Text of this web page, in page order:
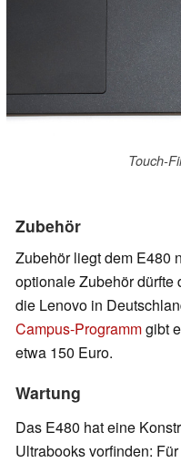
Touch-
Zubehör
Zubehör liegt dem E480
optionale Zubehör dürfte
die Lenovo in
Campus-Programmgibt
etwa 150 Euro.
Wartung
Das E480 hat eine
Ultrabooks vorfinden: